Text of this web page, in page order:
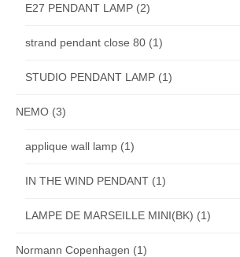
E27 PENDANT LAMP (2)
strand pendant close 80 (1)
STUDIO PENDANT LAMP (1)
NEMO (3)
applique wall lamp (1)
IN THE WIND PENDANT (1)
LAMPE DE MARSEILLE MINI(BK) (1)
Normann Copenhagen (1)